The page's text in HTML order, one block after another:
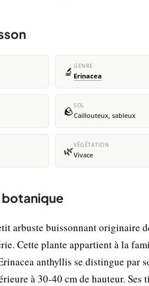
🔬 GENRE
Erinacea
🪨SOL
Caillouteux, sableux
🌿VÉGÉTATION
Vivace
arbuste buissonnant originaire
Cette plante appartient à la
anthyllis se distingue par
à 30-40 cm de hauteur. Ses